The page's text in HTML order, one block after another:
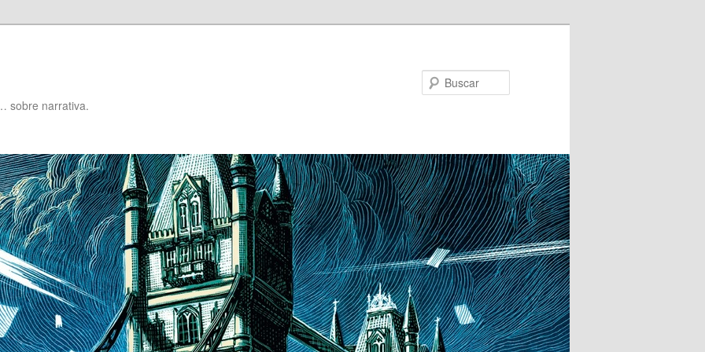
sobre narrativa.